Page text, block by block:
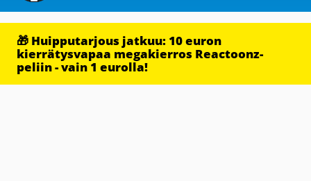
🎁 Huipputarjous jatkuu: 10 euron
kierrätysvapaa megakierros Reactoonz-
peliin - vain 1 eurolla!